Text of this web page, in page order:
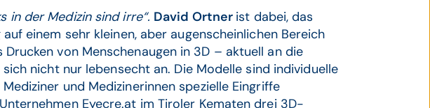
in der Medizin sind irre“. David Ortner ist dabei, das
einem sehr kleinen, aber augenscheinlichen Bereich
von Menschenaugen in 3D – aktuell an die
nicht nur lebensecht an. Die Modelle sind individuelle
und Medizinerinnen spezielle Eingriffe
Eyecre.at im Tiroler Kematen drei 3D-